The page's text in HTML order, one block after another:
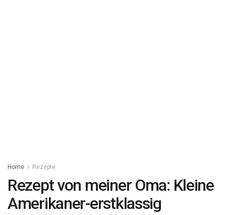
Home Rezepte
Rezept von meiner Oma: Kleine
Amerikaner-erstklassig